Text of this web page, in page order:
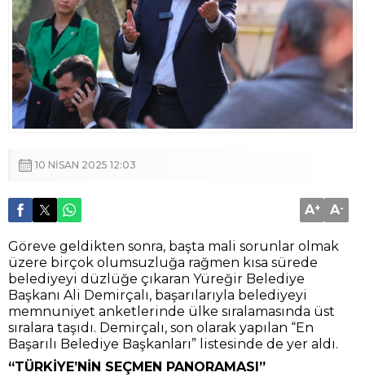
10 NISAN 2025 12:03
A+ A-
Göreve geldikten sonra, başta mali sorunlar olmak
üzere birçok olumsuzluğa rağmen kısa sürede
belediyeyi düzlüğe çıkaran Yüreğir Belediye
Başkanı Ali Demirçalı, başarılarıyla belediyeyi
memnuniyet anketlerinde ülke sıralamasında üst
sıralara taşıdı. Demirçalı, son olarak yapılan “En
Başarılı Belediye Başkanları” listesinde de yer aldı.
“TÜRKİYE’NİN SEÇMEN PANORAMASI”